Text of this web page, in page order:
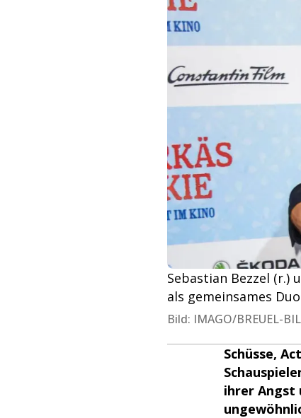
Sebastian Bezzel (r.)
als gemeinsames
Bild: IMAGO/BREUEL-
Schüsse,
ihrer Angst